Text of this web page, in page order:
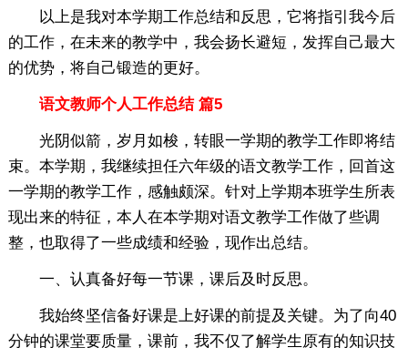
以上是我对本学期工作总结和反思，它将指引我今后
的工作，在未来的教学中，我会扬长避短，发挥自己最大
的优势，将自己锻造的更好。
语文教师个人工作总结 篇5
光阴似箭，岁月如梭，转眼一学期的教学工作即将结
束。本学期，我继续担任六年级的语文教学工作，回首这
一学期的教学工作，感触颇深。针对上学期本班学生所表
现出来的特征，本人在本学期对语文教学工作做了些调
整，也取得了一些成绩和经验，现作出总结。
一、认真备好每一节课，课后及时反思。
我始终坚信备好课是上好课的前提及关键。为了向40
分钟的课堂要质量，课前，我不仅了解学生原有的知识技